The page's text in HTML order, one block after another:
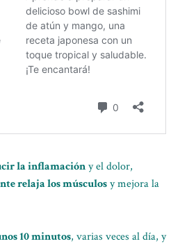
la inflamacióny el dolor,
relaja los músculosy mejora la
10 minutos, varias veces al día, y